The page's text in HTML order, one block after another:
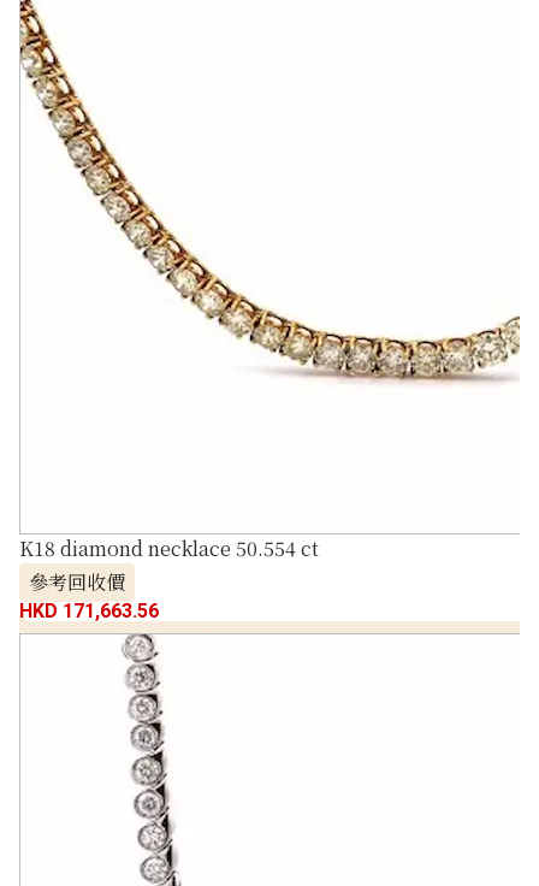
K18 diamond necklace 50.554 ct
參考回收價
HKD 171,663.56